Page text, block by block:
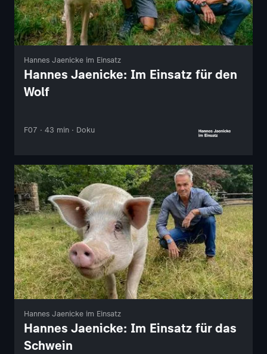
Hannes Jaenicke im Einsatz
Hannes Jaenicke: Im Einsatz für den
Wolf
F07 · 43 min · Doku
Hannes Jaenicke im Einsatz
Hannes Jaenicke: Im Einsatz für das
Schwein